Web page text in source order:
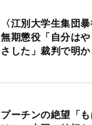
〈江別大学生集団
無期懲役「自分は
さした」裁判で明
プーチンの絶望「